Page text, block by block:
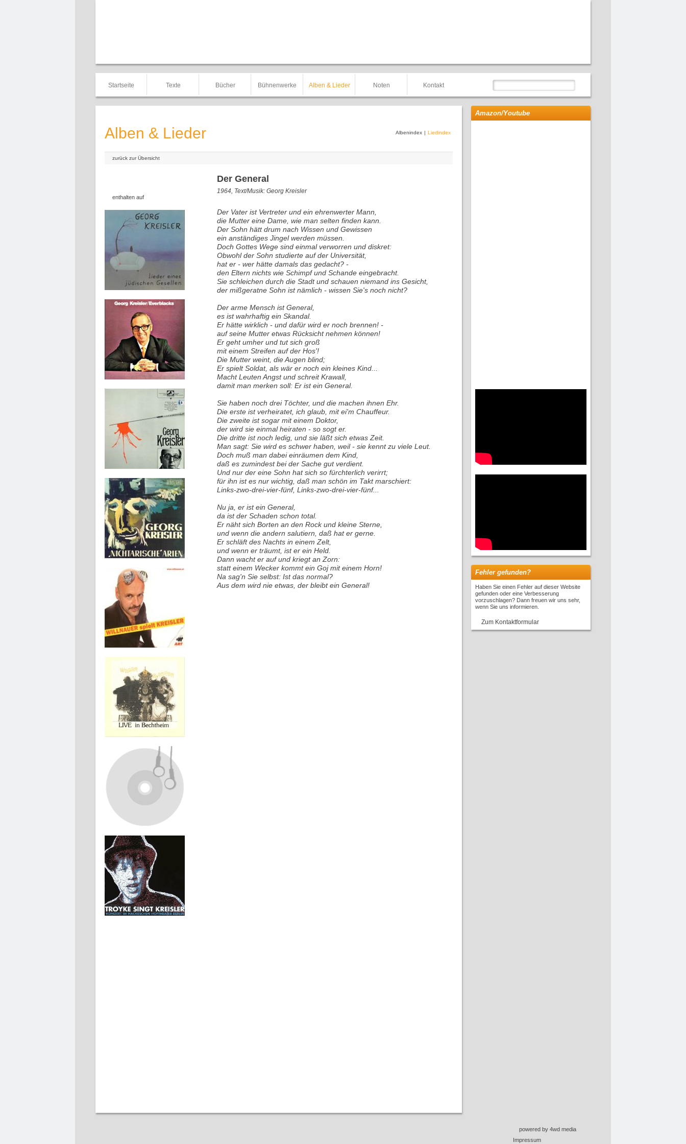
Startseite Texte Bücher Bühnenwerke Alben & Lieder Noten Kontakt
Alben & Lieder Albenindex | Liedindex
zurück zur Übersicht
enthalten auf
Der General
1964, Text/Musik: Georg Kreisler
Der Vater ist Vertreter und ein ehrenwerter Mann,
die Mutter eine Dame, wie man selten finden kann.
Der Sohn hätt drum nach Wissen und Gewissen
ein anständiges Jingel werden müssen.
Doch Gottes Wege sind einmal verworren und diskret:
Obwohl der Sohn studierte auf der Universität,
hat er - wer hätte damals das gedacht? -
den Eltern nichts wie Schimpf und Schande eingebracht.
Sie schleichen durch die Stadt und schauen niemand ins Gesicht,
der mißgeratne Sohn ist nämlich - wissen Sie's noch nicht?
Der arme Mensch ist General,
es ist wahrhaftig ein Skandal.
Er hätte wirklich - und dafür wird er noch brennen! -
auf seine Mutter etwas Rücksicht nehmen können!
Er geht umher und tut sich groß
mit einem Streifen auf der Hos'!
Die Mutter weint, die Augen blind;
Er spielt Soldat, als wär er noch ein kleines Kind...
Macht Leuten Angst und schreit Krawall,
damit man merken soll: Er ist ein General.
Sie haben noch drei Töchter, und die machen ihnen Ehr.
Die erste ist verheiratet, ich glaub, mit ei'm Chauffeur.
Die zweite ist sogar mit einem Doktor,
der wird sie einmal heiraten - so sogt er.
Die dritte ist noch ledig, und sie läßt sich etwas Zeit.
Man sagt: Sie wird es schwer haben, weil - sie kennt zu viele Leut.
Doch muß man dabei einräumen dem Kind,
daß es zumindest bei der Sache gut verdient.
Und nur der eine Sohn hat sich so fürchterlich verirrt;
für ihn ist es nur wichtig, daß man schön im Takt marschiert:
Links-zwo-drei-vier-fünf, Links-zwo-drei-vier-fünf...
Nu ja, er ist ein General,
da ist der Schaden schon total.
Er näht sich Borten an den Rock und kleine Sterne,
und wenn die andern salutiern, daß hat er gerne.
Er schläft des Nachts in einem Zelt,
und wenn er träumt, ist er ein Held.
Dann wacht er auf und kriegt an Zorn:
statt einem Wecker kommt ein Goj mit einem Horn!
Na sag'n Sie selbst: Ist das normal?
Aus dem wird nie etwas, der bleibt ein General!
Amazon/Youtube
Fehler gefunden?
Haben Sie einen Fehler auf dieser Website
gefunden oder eine Verbesserung
vorzuschlagen? Dann freuen wir uns sehr,
wenn Sie uns informieren.
Zum Kontaktformular
powered by 4wd media
Impressum